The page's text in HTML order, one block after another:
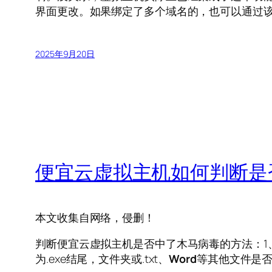
界面更改。如果绑定了多个域名的，也可以通过
2025年9月20日
便宜云虚拟主机如何判断
本文收集自网络，侵删！
判断便宜云虚拟主机是否中了木马病毒的方法：
为.exe结尾，文件夹或.txt、Word等其他文件是